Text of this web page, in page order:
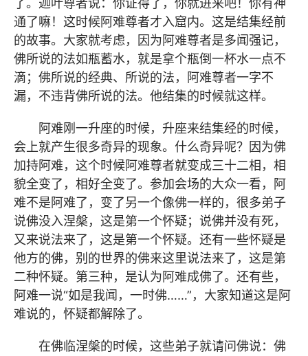
了。迦叶尊者说：你证得了，你就进来吧！你有神
通了嘛！这时候阿难尊者才入窟内。这是结集经前
的故事。大家就考虑，因为阿难尊者是多闻强记，
佛所说的法如瓶蓄水，就是拿个瓶倒一杯水一点不
滴；佛所说的经典、所说的法，阿难尊者一字不
漏，不违背佛所说的法。他结集的时候就这样。
阿难刚一升座的时候，升座来结集经的时候，
会上就产生很多奇异的现象。什么奇异呢？因为佛
加持阿难，这个时候阿难尊者就变成三十二相，相
貌全变了，相好全变了。参加会场的大众一看，阿
难不是阿难了，变了另一个像佛一样的，很多弟子
说佛没入涅槃，这是第一个怀疑；说佛并没有死，
又来说法来了，这是第一个怀疑。还有一些怀疑是
他方的佛，别的世界的佛来这里说法来了，这是第
二种怀疑。第三种，是认为阿难成佛了。还有些，
阿难一说“如是我闻，一时佛……”，大家知道这是阿
难说的，怀疑都解除了。
在佛临涅槃的时候，这些弟子就请问佛说：佛